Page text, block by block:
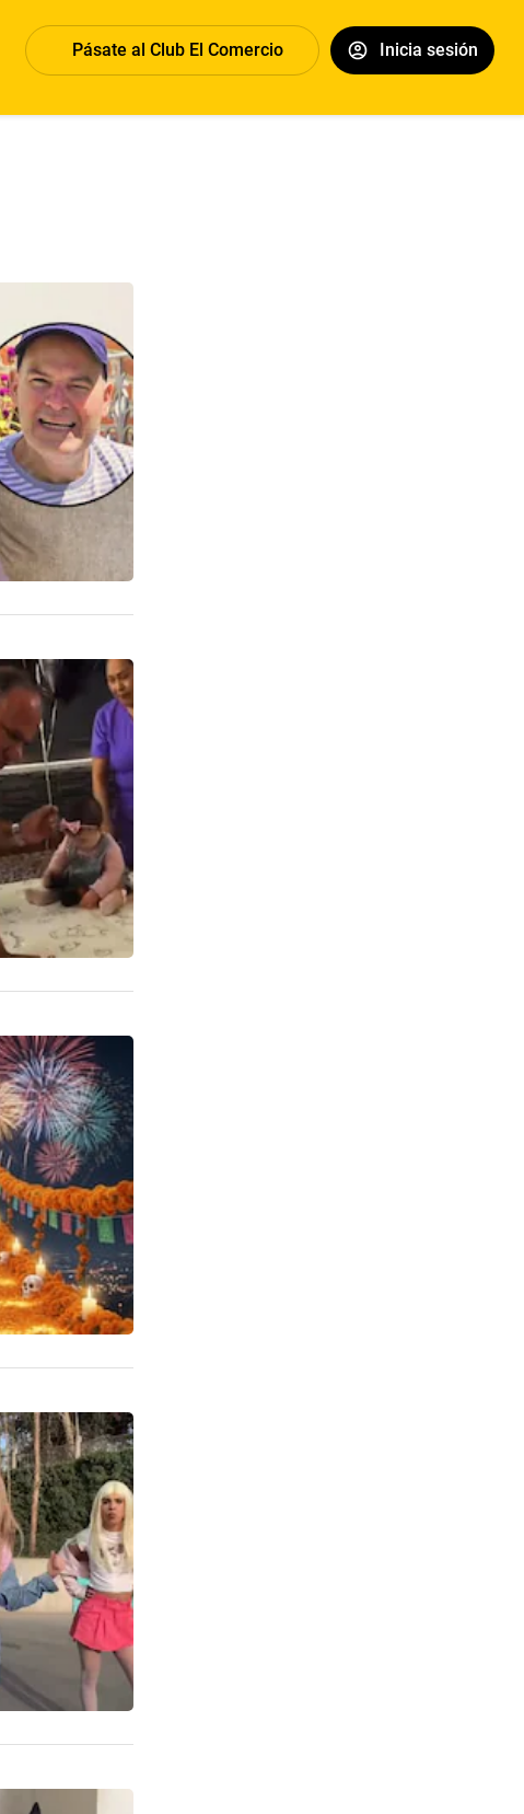
Pásate al Club El Comercio Inicia sesión